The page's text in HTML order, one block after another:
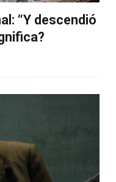
“Y descendió